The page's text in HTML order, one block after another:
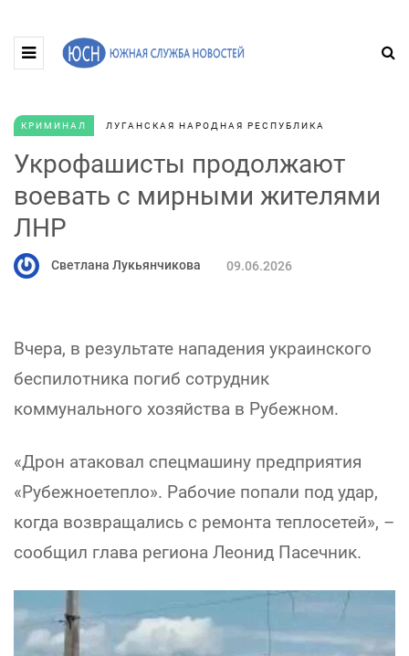
КРИМИНАЛ ЛУГАНСКАЯ НАРОДНАЯ РЕСПУБЛИКА
Укрофашисты продолжают
воевать с мирными жителями
ЛНР
Светлана Лукьянчикова 09.06.2026
Вчера, в результате нападения украинского
беспилотника погиб сотрудник
коммунального хозяйства в Рубежном.
«Дрон атаковал спецмашину предприятия
«Рубежноетепло». Рабочие попали под удар,
когда возвращались с ремонта теплосетей», –
сообщил глава региона Леонид Пасечник.